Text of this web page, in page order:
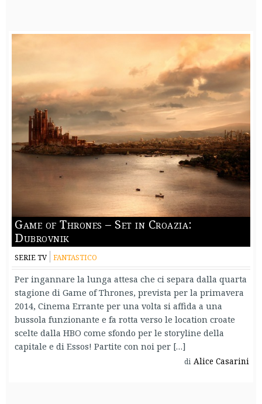
Game of Thrones – Set in Croazia:
Dubrovnik
SERIE TV FANTASTICO
Per ingannare la lunga attesa che ci separa dalla quarta
stagione di Game of Thrones, prevista per la primavera
2014, Cinema Errante per una volta si affida a una
bussola funzionante e fa rotta verso le location croate
scelte dalla HBO come sfondo per le storyline della
capitale e di Essos! Partite con noi per […]
di Alice Casarini